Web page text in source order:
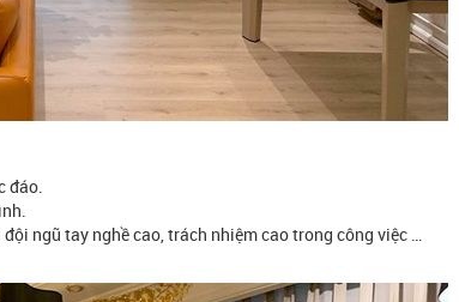
đáo.
ngũ tay nghề cao, trách nhiệm cao trong công việc …